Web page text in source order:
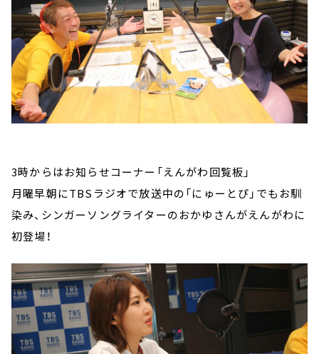
3時からはお知らせコーナー「えんがわ回覧板」
月曜早朝にTBSラジオで放送中の「にゅーとぴ」でもお馴
染み、シンガーソングライターのおかゆさんがえんがわに
初登場！